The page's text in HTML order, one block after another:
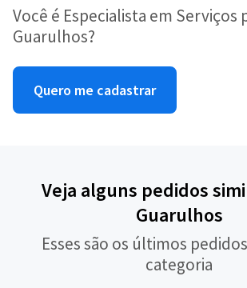
Você é Especialista em Serviços
Guarulhos?
Quero me cadastrar
Veja alguns pedidos
Guarulhos
Esses são os últimos
categoria